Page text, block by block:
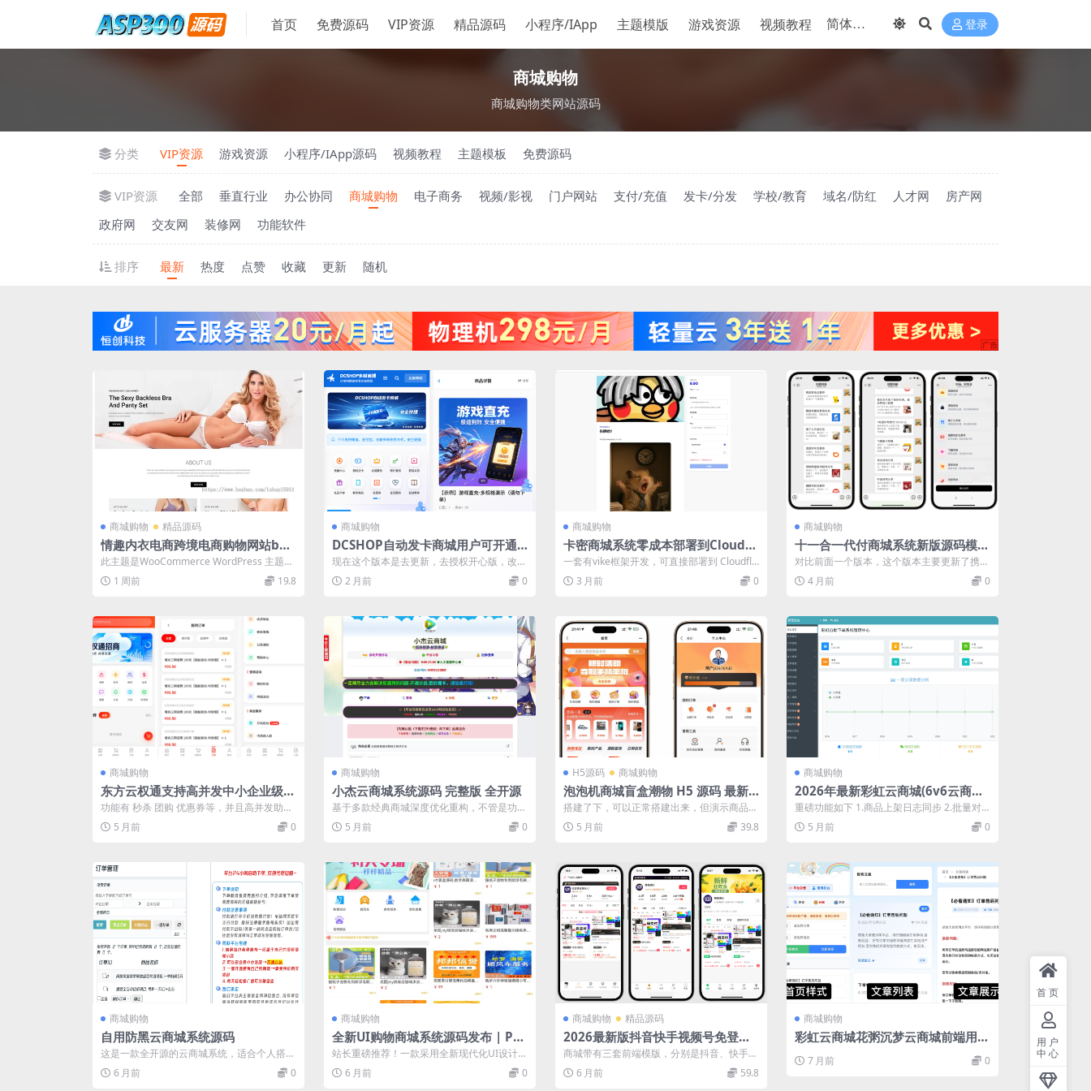
首页 免费源码 VIP资源 精品源码 小程序/IApp 主题模版 游戏资源 视频教程 登录
商城购物
商城购物类网站源码
分类 VIP资源 游戏资源 小程序/IApp源码 视频教程 主题模板 免费源码
VIP资源 全部 垂直行业 办公协同 商城购物 电子商务 视频/影视 门户网站 支付/充值 发卡/分发 学校/教育 域名/防红 人才网
房产网
政府网
交友网 装修网 功能软件
排序 最新 热度 点赞 收藏 更新 随机
商城购物 精品源码
情趣内衣电商跨境电商购物网站b2c
响应式 女士文胸跨境商城源码word
press独立站源码
此主题是WooCommerce WordPress 主题。
此主题每一个功能设计都...
1 周前 19.8
商城购物
DCSHOP自动发卡商城用户可开通
分店分销，支持实物发货，自带博客
功能
现在这个版本是去更新，去授权开心版，改的
最新版官方的版本 DCSHOP 是一套基...
2 月前 0
商城购物
卡密商城系统零成本部署到Cloudfl
are Workers支持USDT和易支付
一套有vike框架开发，可直接部署到 Cloudfla
re 的一体化全栈卡密商城...
3 月前 0
商城购物
十一合一代付商城系统新版源码模板
全开源无加密
对比前面一个版本，这个版本主要更新了携
程、滴滴二个模板，增加了支付宝当面付功能
（...4 月前 0
商城购物
东方云权通支持高并发中小企业级商
城系统源码 全开源
功能有 秒杀 团购 优惠券等，并且高并发助力
中小企业业务拓展 本系统 这个版本的...
5 月前 0
商城购物
小杰云商城系统源码 完整版 全开源
基于多款经典商城深度优化重构，不管是功
能、颜值、安全、流畅度，直接给你干到天花
板...5 月前 0
H5源码 商城购物
泡泡机商城盲盒潮物 H5 源码 最新
UI Vue 引擎多端登录易支付
搭建了下，可以正常搭建出来，但演示商品的
图片失效了，截图不太好看，就没使用自己
搭...5 月前 39.8
商城购物
2026年最新彩虹云商城(6v6云商城)
最新升级版
重磅功能如下 1.商品上架日志同步 2.批量对
接商品 3.对接商品自动化更新同步...
5 月前 0
商城购物
自用防黑云商城系统源码
这是一款全开源的云商城系统，适合个人搭建
独立电商站点。系统支持无限分站搭建，具
备...6 月前 0
商城购物
全新UI购物商城系统源码发布 | PH
P + 易支付 | 账号密码注册
站长重磅推荐！一款采用全新现代化UI设计的
购物商城系统源码，基于PHP语言开发，...
6 月前 0
商城购物 精品源码
2026最新版抖音快手视频号免登录
H5商城系统源码
商城带有三套前端模版，分别是抖音、快手、
视频号，可随意切换，支持开通分站功能，
每...6 月前 59.8
商城购物
彩虹云商城花粥沉梦云商城前端用户
7 月前 0
首页
用户
中心